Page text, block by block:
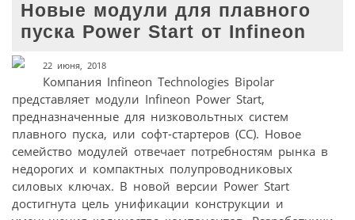
Новые модули для плавного
пуска Power Start от Infineon
22 июня, 2018
Компания Infineon Technologies Bipolar
представляет модули Infineon Power Start,
предназначенные для низковольтных систем
плавного пуска, или софт-стартеров (СС). Новое
семейство модулей отвечает потребностям рынка в
недорогих и компактных полупроводниковых
силовых ключах. В новой версии Power Start
достигнута цель унификации конструкции и